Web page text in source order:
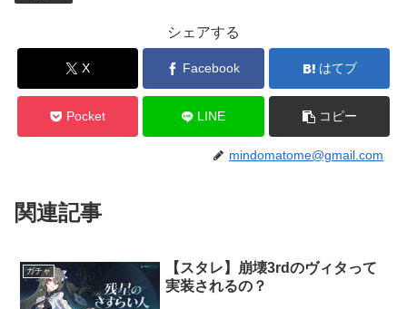
シェアする
X Facebook はてブ
Pocket LINE コピー
mindomatome@gmail.com
関連記事
ガチャ
【スタレ】崩壊3rdのヴィタって
実装されるの？